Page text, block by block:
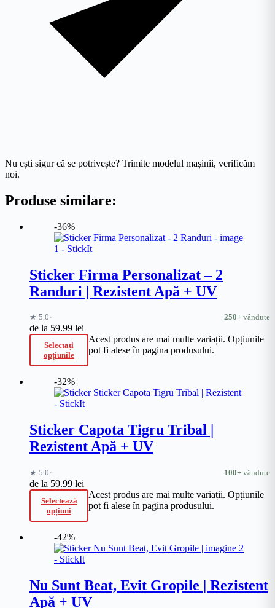
Nu ești sigur că se potrivește? Trimite modelul mașinii, verificăm
noi.
Produse similare:
-36%
Sticker Firma Personalizat – 2
Randuri | Rezistent Apă + UV
★ 5.0 · 250+ vândute
de la 59.99 lei
Selectați
opțiunile
Acest produs are mai multe variații. Opțiunile
pot fi alese în pagina produsului.
-32%
Sticker Capota Tigru Tribal |
Rezistent Apă + UV
★ 5.0 · 100+ vândute
de la 59.99 lei
Selectează
opțiuni
Acest produs are mai multe variații. Opțiunile
pot fi alese în pagina produsului.
-42%
Nu Sunt Beat, Evit Gropile | Rezistent
Apă + UV